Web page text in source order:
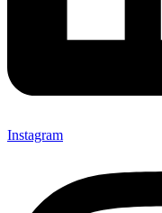
Instagram